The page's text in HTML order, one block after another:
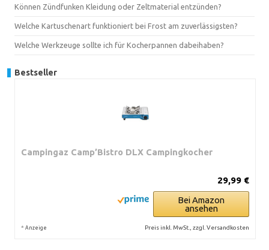
Können Zündfunken Kleidung oder Zeltmaterial entzünden?
Welche Kartuschenart funktioniert bei Frost am zuverlässigsten?
Welche Werkzeuge sollte ich für Kocherpannen dabeihaben?
Bestseller
Campingaz Camp’Bistro DLX Campingkocher
29,99 €
Bei Amazon
ansehen
* Anzeige Preis inkl. MwSt., zzgl. Versandkosten